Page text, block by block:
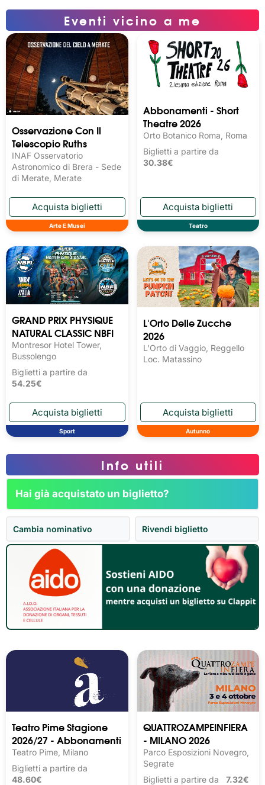
Eventi vicino a me
Osservazione Con Il
Telescopio Ruths
INAF Osservatorio
Astronomico di Brera - Sede
di Merate, Merate
Arte E Musei
Abbonamenti - Short
Theatre 2026
Orto Botanico Roma, Roma
Biglietti a partire da
30.38€
Teatro
GRAND PRIX PHYSIQUE
NATURAL CLASSIC NBFI
Montresor Hotel Tower,
Bussolengo
Biglietti a partire da
54.25€
Sport
L'Orto Delle Zucche
2026
L'Orto di Vaggio, Reggello
Loc. Matassino
Autunno
Teatro Pime Stagione
2026/27 - Abbonamenti
Teatro Pime, Milano
Biglietti a partire da
48.60€
QUATTROZAMPEINFIERA
- MILANO 2026
Parco Esposizioni Novegro,
Segrate
Biglietti a partire da 7.32€
Info utili
Hai già acquistato un biglietto?
Cambia nominativo Rivendi biglietto